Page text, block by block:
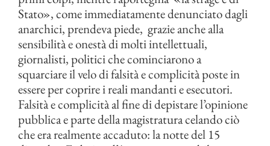
Stato», come immediatamente denunciato dagli
anarchici, prendeva piede, grazie anche alla
sensibilità e onestà di molti intellettuali,
giornalisti, politici che cominciarono a
squarciare il velo di falsità e complicità poste in
essere per coprire i reali mandanti e esecutori.
Falsità e complicità al fine di depistare l’opinione
pubblica e parte della magistratura celando ciò
che era realmente accaduto: la notte del 15